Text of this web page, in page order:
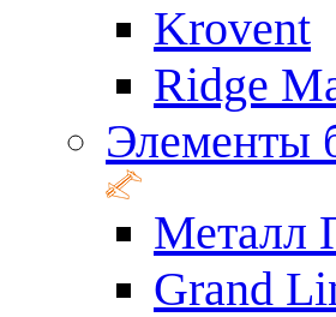
Krovent
Ridge
Элементы
Металл
Grand